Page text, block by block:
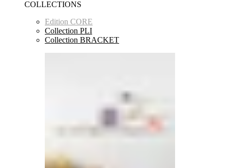
COLLECTIONS
Edition CORE
Collection PLI
Collection BRACKET